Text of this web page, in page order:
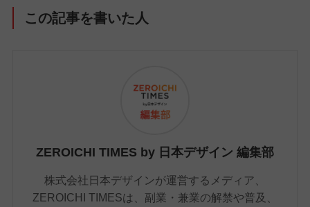
この記事を書いた人
ZEROICHI TIMES by 日本デザイン 編集部
株式会社日本デザインが運営するメディア、
ZEROICHI TIMESは、副業・兼業の解禁や普及、